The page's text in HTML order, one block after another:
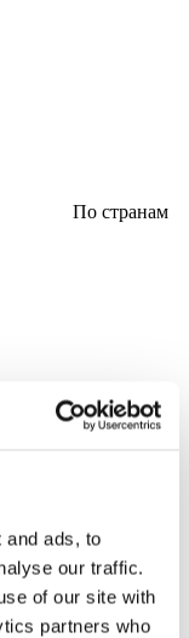
and ads, to
our traffic.
of our site with
partners who
По странам